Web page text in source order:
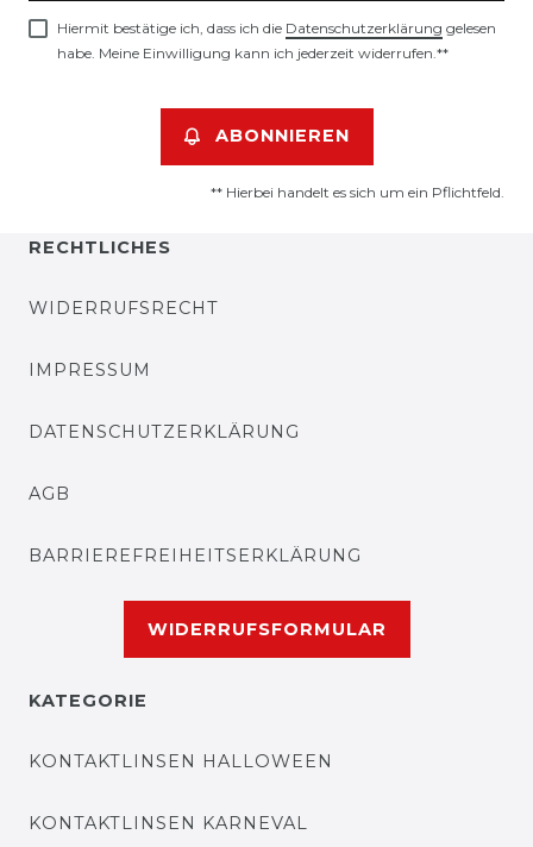
Hiermit bestätige ich, dass ich die Daten­schutz­erklärung gelesen
habe. Meine Einwilligung kann ich jederzeit widerrufen.**
ABONNIEREN
** Hierbei handelt es sich um ein Pflichtfeld.
RECHTLICHES
WIDERRUFSRECHT
IMPRESSUM
DATENSCHUTZERKLÄRUNG
AGB
BARRIEREFREIHEITSERKLÄRUNG
WIDERRUFSFORMULAR
KATEGORIE
KONTAKTLINSEN HALLOWEEN
KONTAKTLINSEN KARNEVAL